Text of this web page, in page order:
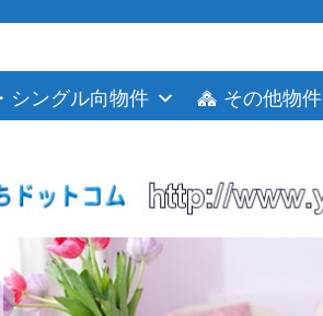
シングル向物件 その他物件